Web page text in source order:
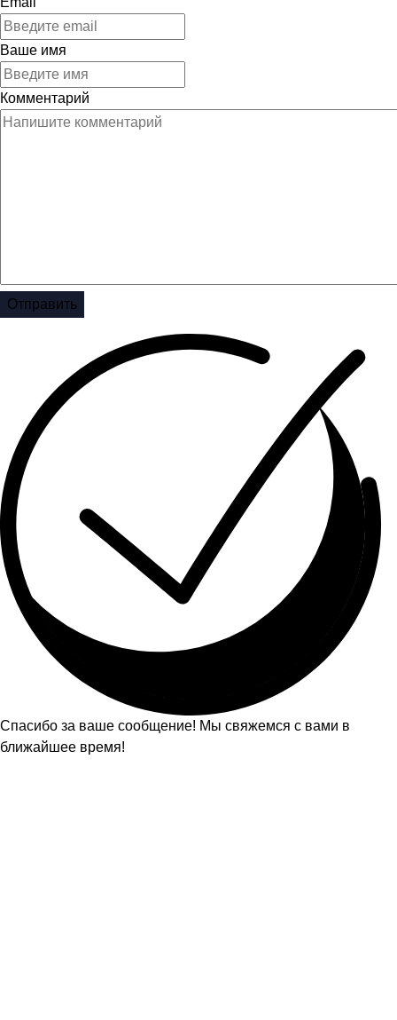
Ваше имя
Комментарий
Отправить
Спасибо за ваше сообщение! Мы свяжемся с вами в
ближайшее время!